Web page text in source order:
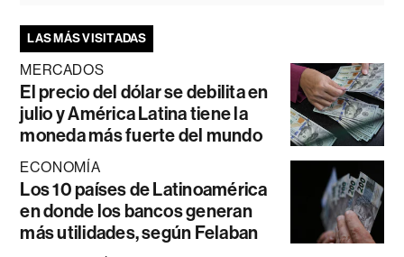
LAS MÁS VISITADAS
MERCADOS
El precio del dólar se debilita en
julio y América Latina tiene la
moneda más fuerte del mundo
ECONOMÍA
Los 10 países de Latinoamérica
en donde los bancos generan
más utilidades, según Felaban